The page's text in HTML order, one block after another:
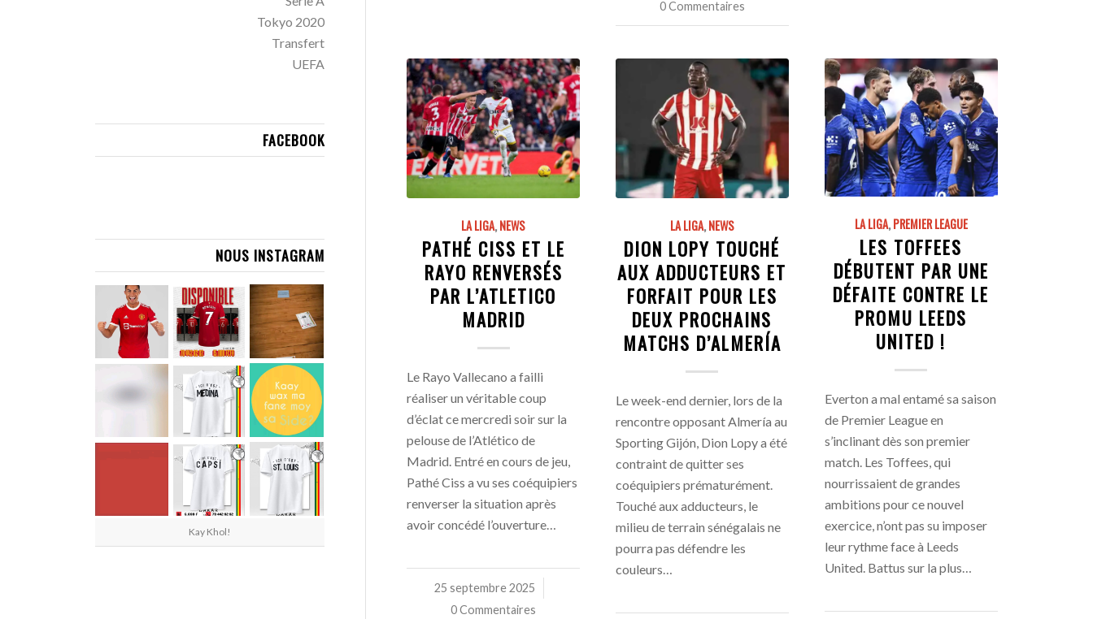
0 Commentaires
LA LIGA,NEWS
PATHÉ CISS ET LE
RAYO RENVERSÉS
PAR L’ATLETICO
MADRID
Le Rayo Vallecano a failli
réaliser un véritable coup
d’éclat ce mercredi soir sur la
pelouse de l’Atlético de
Madrid. Entré en cours de jeu,
Pathé Ciss a vu ses coéquipiers
renverser la situation après
avoir concédé l’ouverture…
25 septembre 2025
/
0 Commentaires
LA LIGA,NEWS
DION LOPY TOUCHÉ
AUX ADDUCTEURS ET
FORFAIT POUR LES
DEUX PROCHAINS
MATCHS D’ALMERÍA
Le week-end dernier, lors de la
rencontre opposant Almería au
Sporting Gijón, Dion Lopy a été
contraint de quitter ses
coéquipiers prématurément.
Touché aux adducteurs, le
milieu de terrain sénégalais ne
pourra pas défendre les
couleurs…
LA LIGA,PREMIER LEAGUE
LES TOFFEES
DÉBUTENT PAR UNE
DÉFAITE CONTRE LE
PROMU LEEDS
UNITED !
Everton a mal entamé sa saison
de Premier League en
s’inclinant dès son premier
match. Les Toffees, qui
nourrissaient de grandes
ambitions pour ce nouvel
exercice, n’ont pas su imposer
leur rythme face à Leeds
United. Battus sur la plus…
Tokyo 2020
Transfert
UEFA
FACEBOOK
NOUS INSTAGRAM
Kay Khol!